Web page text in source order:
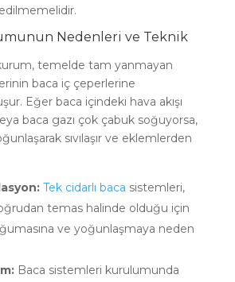
Nedenleri ve Teknik
temelde tam yanmayan
baca iç çeperlerine
Eğer baca içindeki hava akışı
baca gazı çok çabuk soğuyorsa,
sıvılaşır ve eklemlerden
Tek cidarlı baca sistemleri,
temas halinde olduğu için
ve yoğunlaşmaya neden
Baca sistemleri kurulumunda